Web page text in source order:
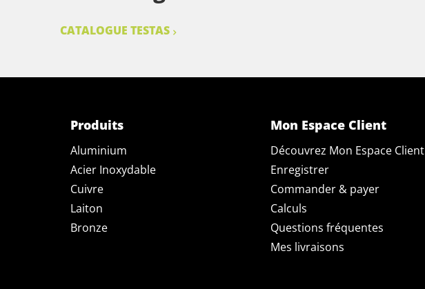
CATALOGUE TESTAS
Produits
Aluminium
Acier Inoxydable
Cuivre
Laiton
Bronze
Mon Espace Client
Découvrez Mon Espace Client
Enregistrer
Commander & payer
Calculs
Questions fréquentes
Mes livraisons